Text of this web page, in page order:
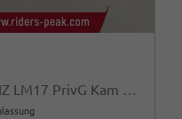
LIFE eTSI neuMod 5JGar SHZ LM17 PrivG Kam Alarm